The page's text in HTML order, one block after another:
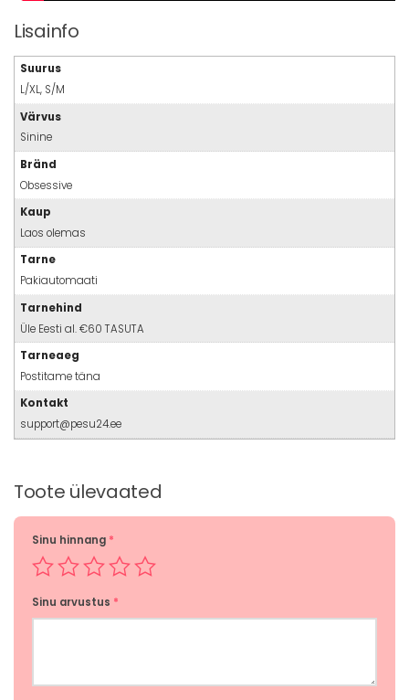
Lisainfo
Suurus
L/XL, S/M
Värvus
Sinine
Bränd
Obsessive
Kaup
Laos olemas
Tarne
Pakiautomaati
Tarnehind
Üle Eesti al. €60 TASUTA
Tarneaeg
Postitame täna
Kontakt
support@pesu24.ee
Toote ülevaated
Sinu hinnang *
Sinu arvustus *